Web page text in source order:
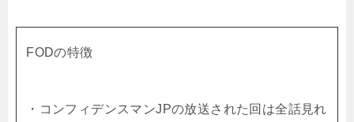
FODの特徴
・コンフィデンスマンJPの放送された回は全話見れ